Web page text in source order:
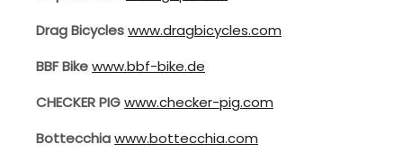
Drag Bicycleswww.dragbicycles.com
BBF Bikewww.bbf-bike.de
CHECKER PIGwww.checker-pig.com
Bottecchiawww.bottecchia.com